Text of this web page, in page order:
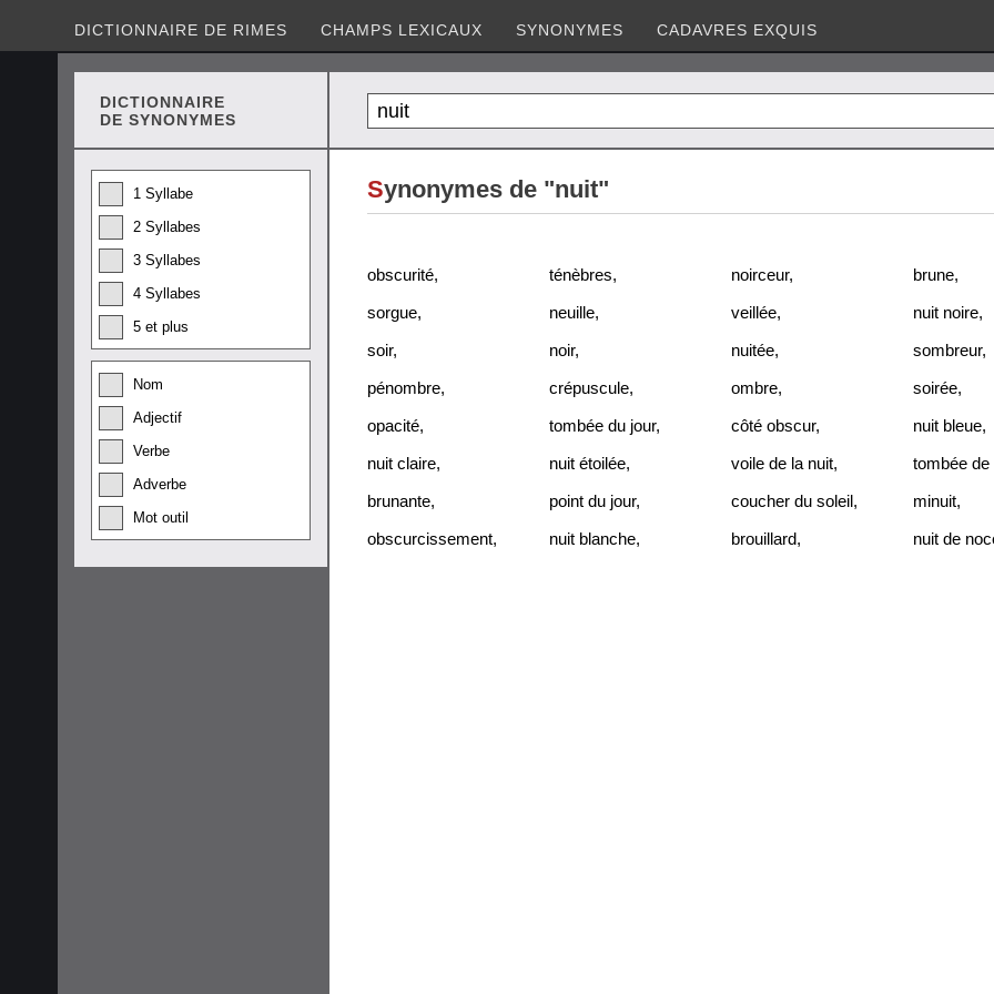
DICTIONNAIRE DE RIMES CHAMPS LEXICAUX SYNONYMES CADAVRES EXQUIS
DICTIONNAIRE
DE SYNONYMES
1 Syllabe
2 Syllabes
3 Syllabes
4 Syllabes
5 et plus
Nom
Adjectif
Verbe
Adverbe
Mot outil
Synonymes de "nuit"
obscurité, ténèbres, noirceur, brune,
sorgue, neuille, veillée, nuit noire,
soir, noir, nuitée, sombreur,
pénombre, crépuscule, ombre, soirée,
opacité, tombée du jour, côté obscur, nuit bleue,
nuit claire, nuit étoilée, voile de la nuit,
tombée de
brunante, point du jour, coucher du soleil, minuit,
obscurcissement, nuit blanche, brouillard, nuit de